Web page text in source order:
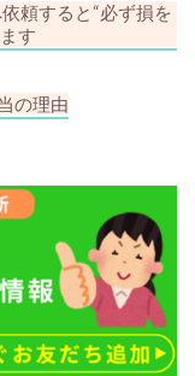
頼すると“必ず損を
す
の理由